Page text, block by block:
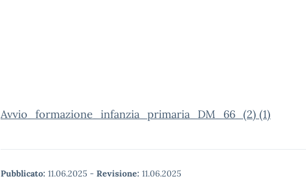
Avvio_formazione_infanzia_primaria_DM_66_(2) (1)
Pubblicato: 11.06.2025 - Revisione: 11.06.2025